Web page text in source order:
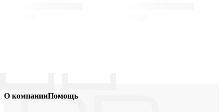
О компанииПомощь